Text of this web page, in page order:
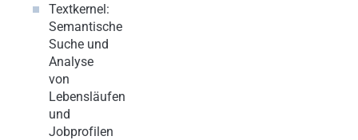
Textkernel:
Semantische
Suche und
Analyse
von
Lebensläufen
und
Jobprofilen